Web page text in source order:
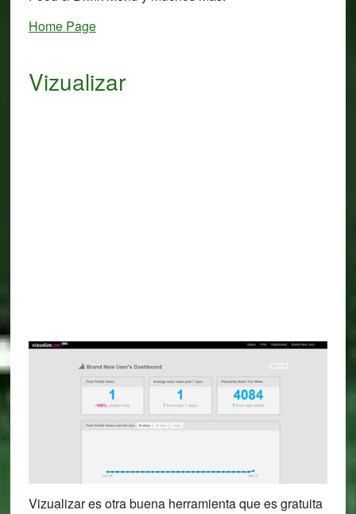
Home Page
Vizualizar
Vizualizar es otra buena herramienta que es gratuita